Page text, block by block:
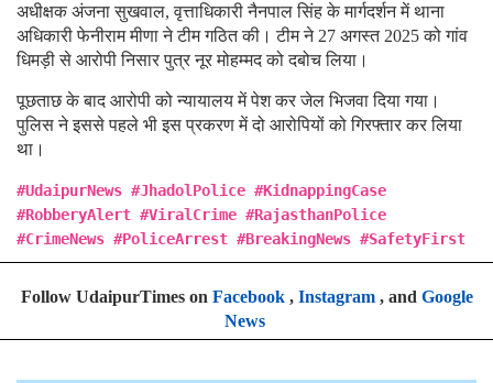
अधीक्षक अंजना सुखवाल, वृत्ताधिकारी नैनपाल सिंह के मार्गदर्शन में थाना
अधिकारी फेनीराम मीणा ने टीम गठित की। टीम ने 27 अगस्त 2025 को गांव
धिमड़ी से आरोपी निसार पुत्र नूर मोहम्मद को दबोच लिया।
पूछताछ के बाद आरोपी को न्यायालय में पेश कर जेल भिजवा दिया गया।
पुलिस ने इससे पहले भी इस प्रकरण में दो आरोपियों को गिरफ्तार कर लिया
था।
#UdaipurNews #JhadolPolice #KidnappingCase
#RobberyAlert #ViralCrime #RajasthanPolice
#CrimeNews #PoliceArrest #BreakingNews #SafetyFirst
Follow UdaipurTimes on Facebook, Instagram, and Google
News